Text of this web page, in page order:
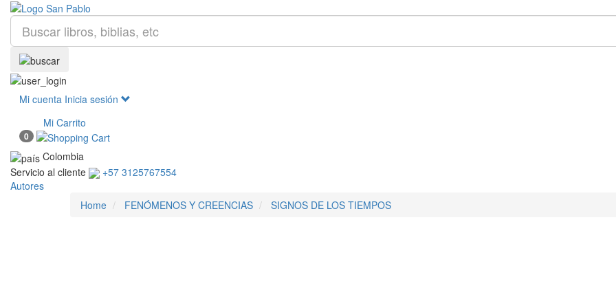
Mi cuenta Inicia sesión
Mi Carrito
0
Colombia
Servicio al cliente
+57 3125767554
Autores
Home
FENÓMENOS Y CREENCIAS SIGNOS DE LOS TIEMPOS